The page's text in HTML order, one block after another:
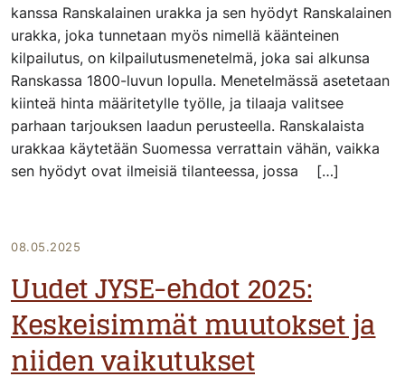
kanssa Ranskalainen urakka ja sen hyödyt Ranskalainen
urakka, joka tunnetaan myös nimellä käänteinen
kilpailutus, on kilpailutusmenetelmä, joka sai alkunsa
Ranskassa 1800-luvun lopulla. Menetelmässä asetetaan
kiinteä hinta määritetylle työlle, ja tilaaja valitsee
parhaan tarjouksen laadun perusteella. Ranskalaista
urakkaa käytetään Suomessa verrattain vähän, vaikka
sen hyödyt ovat ilmeisiä tilanteessa, jossa […]
08.05.2025
Uudet JYSE-ehdot 2025:
Keskeisimmät muutokset ja
niiden vaikutukset